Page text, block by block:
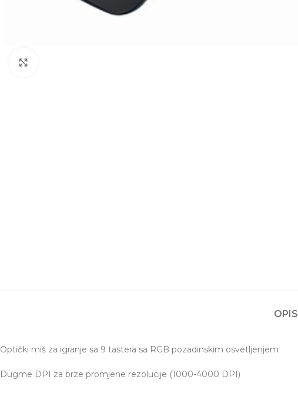
OPIS
Optički miš za igranje sa 9 tastera sa RGB pozadinskim osvetljenjem
Dugme DPI za brze promjene rezolucije (1000-4000 DPI)